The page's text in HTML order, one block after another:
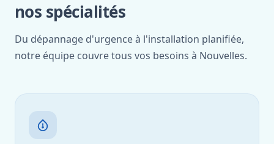
nos spécialités
Du dépannage d'urgence à l'installation planifiée,
notre équipe couvre tous vos besoins à Nouvelles.